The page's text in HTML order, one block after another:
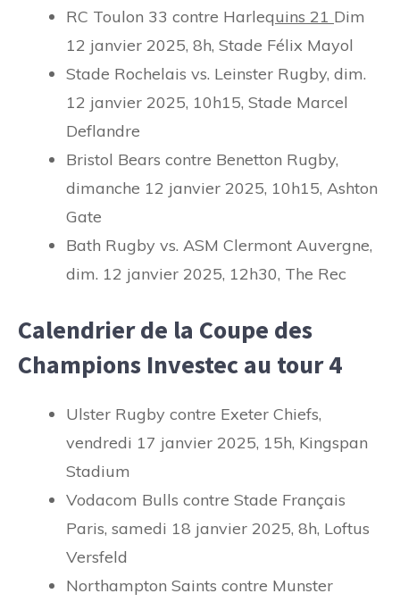
RC Toulon 33 contre Harlequins 21 Dim
12 janvier 2025, 8h, Stade Félix Mayol
Stade Rochelais vs. Leinster Rugby, dim.
12 janvier 2025, 10h15, Stade Marcel
Deflandre
Bristol Bears contre Benetton Rugby,
dimanche 12 janvier 2025, 10h15, Ashton
Gate
Bath Rugby vs. ASM Clermont Auvergne,
dim. 12 janvier 2025, 12h30, The Rec
Calendrier de la Coupe des
Champions Investec au tour 4
Ulster Rugby contre Exeter Chiefs,
vendredi 17 janvier 2025, 15h, Kingspan
Stadium
Vodacom Bulls contre Stade Français
Paris, samedi 18 janvier 2025, 8h, Loftus
Versfeld
Northampton Saints contre Munster